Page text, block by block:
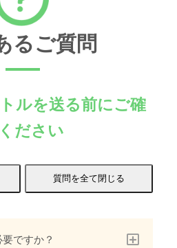
るご質問
ルを送る前にご確
ださい
ですか？